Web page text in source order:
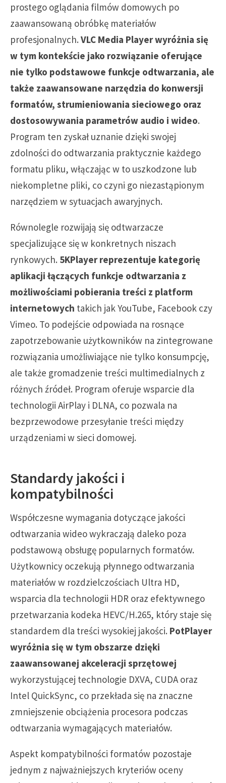
prostego oglądania filmów domowych po
zaawansowaną obróbkę materiałów
profesjonalnych. VLC Media Player wyróżnia się
w tym kontekście jako rozwiązanie oferujące
nie tylko podstawowe funkcje odtwarzania, ale
także zaawansowane narzędzia do konwersji
formatów, strumieniowania sieciowego oraz
dostosowywania parametrów audio i wideo.
Program ten zyskał uznanie dzięki swojej
zdolności do odtwarzania praktycznie każdego
formatu pliku, włączając w to uszkodzone lub
niekompletne pliki, co czyni go niezastąpionym
narzędziem w sytuacjach awaryjnych.
Równolegle rozwijają się odtwarzacze
specjalizujące się w konkretnych niszach
rynkowych. 5KPlayer reprezentuje kategorię
aplikacji łączących funkcje odtwarzania z
możliwościami pobierania treści z platform
internetowych takich jak YouTube, Facebook czy
Vimeo. To podejście odpowiada na rosnące
zapotrzebowanie użytkowników na zintegrowane
rozwiązania umożliwiające nie tylko konsumpcję,
ale także gromadzenie treści multimedialnych z
różnych źródeł. Program oferuje wsparcie dla
technologii AirPlay i DLNA, co pozwala na
bezprzewodowe przesyłanie treści między
urządzeniami w sieci domowej.
Standardy jakości i
kompatybilności
Współczesne wymagania dotyczące jakości
odtwarzania wideo wykraczają daleko poza
podstawową obsługę popularnych formatów.
Użytkownicy oczekują płynnego odtwarzania
materiałów w rozdzielczościach Ultra HD,
wsparcia dla technologii HDR oraz efektywnego
przetwarzania kodeka HEVC/H.265, który staje się
standardem dla treści wysokiej jakości. PotPlayer
wyróżnia się w tym obszarze dzięki
zaawansowanej akceleracji sprzętowej
wykorzystującej technologie DXVA, CUDA oraz
Intel QuickSync, co przekłada się na znaczne
zmniejszenie obciążenia procesora podczas
odtwarzania wymagających materiałów.
Aspekt kompatybilności formatów pozostaje
jednym z najważniejszych kryteriów oceny